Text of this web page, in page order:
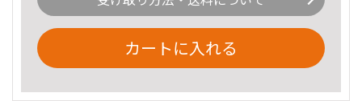
カートに入れる